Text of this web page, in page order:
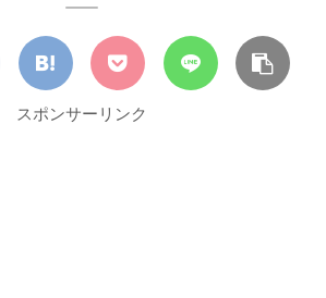
スポンサーリンク